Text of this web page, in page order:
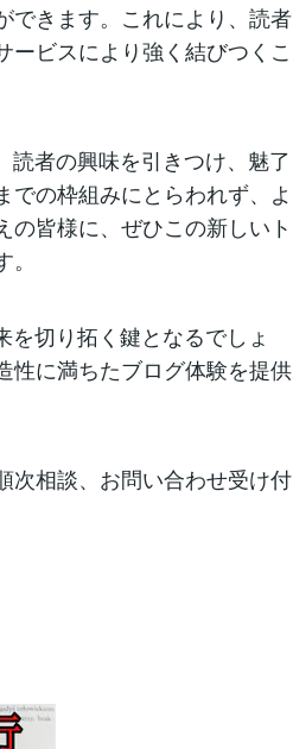
できます。これにより、読者
ビスにより強く結びつくこ
者の興味を引きつけ、魅了
の枠組みにとらわれず、よ
の皆様に、ぜひこの新しいト
切り拓く鍵となるでしょ
性に満ちたブログ体験を提供
次相談、お問い合わせ受け付